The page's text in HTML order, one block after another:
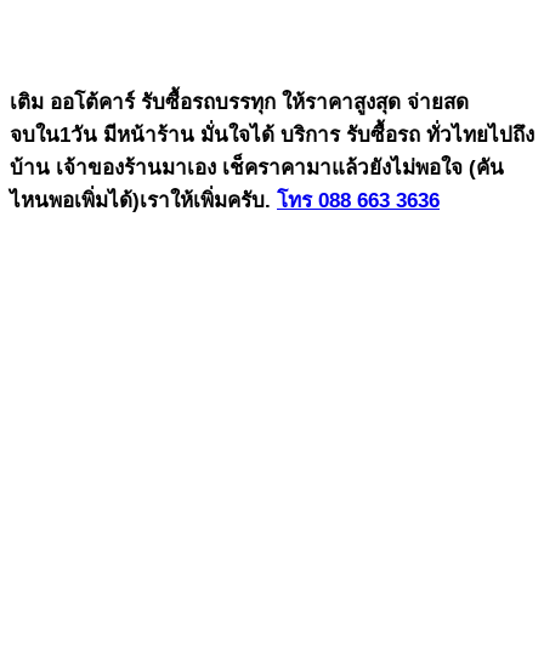
เติม ออโต้คาร์ รับซื้อรถบรรทุก ให้ราคาสูงสุด จ่ายสด
จบใน1วัน มีหน้าร้าน มั่นใจได้ บริการ รับซื้อรถ ทั่วไทยไปถึง
บ้าน เจ้าของร้านมาเอง เช็คราคามาแล้วยังไม่พอใจ (คัน
ไหนพอเพิ่มได้)เราให้เพิ่มครับ. โทร 088 663 3636